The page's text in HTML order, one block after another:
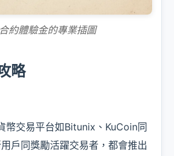
約體驗金的專業插圖
略
幣交易平台如Bitunix、KuCoin同
戶同獎勵活躍交易者，都會推出